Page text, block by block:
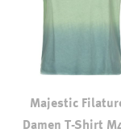
Majestic
Damen T-Shirt